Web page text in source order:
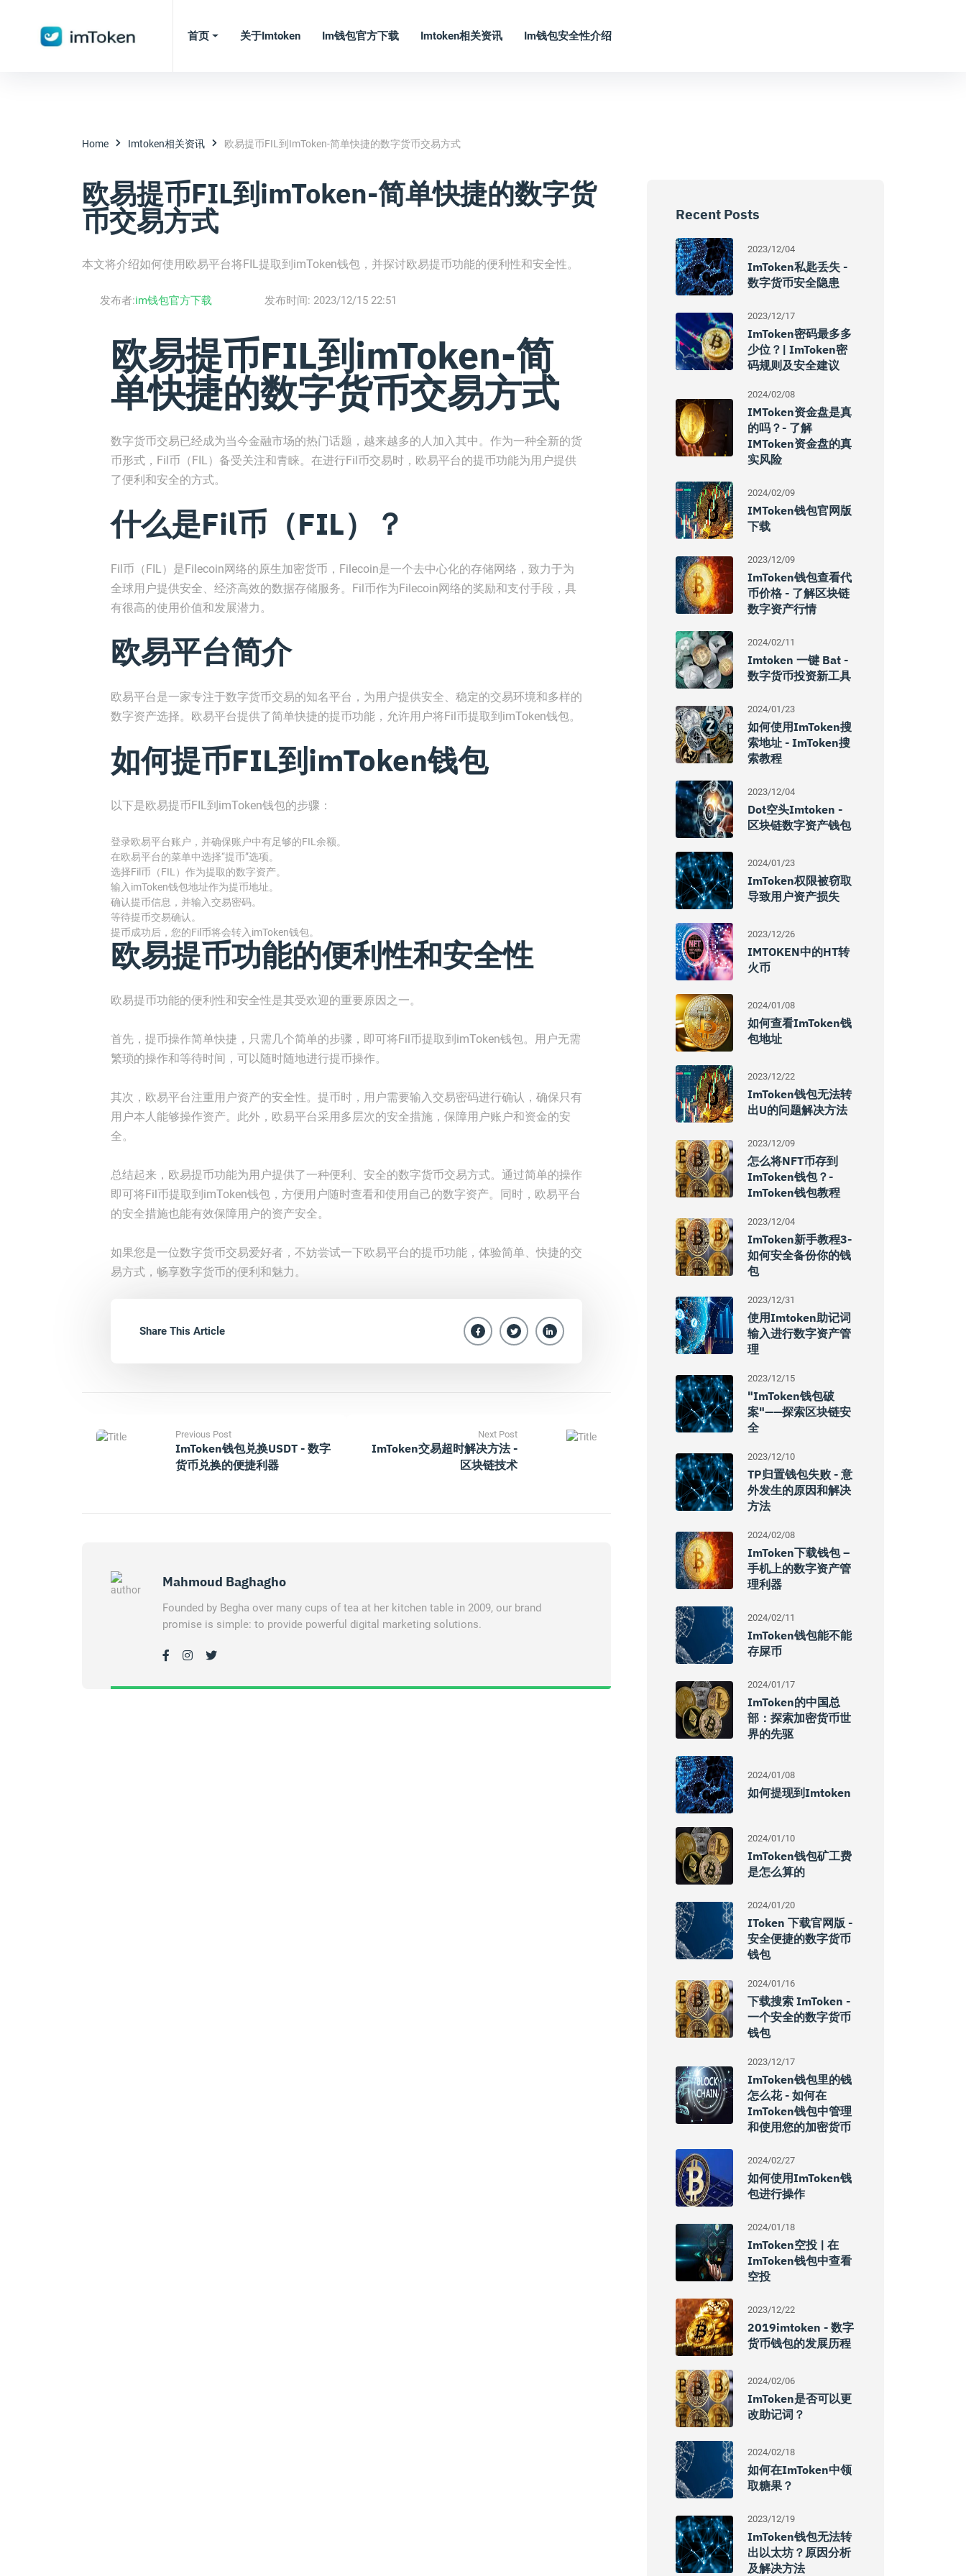
首页 关于imtoken Im钱包官方下载 Imtoken相关资讯 Im钱包安全性介绍
Home Imtoken相关资讯 欧易提币FIL到imToken-简单快捷的数字货币交易方式
欧易提币FIL到imToken-简单快捷的数字货
币交易方式
本文将介绍如何使用欧易平台将FIL提取到imToken钱包，并探讨欧易提币功能的便利性和安全性。
发布者:im钱包官方下载 发布时间: 2023/12/15 22:51
欧易提币FIL到imToken-简
单快捷的数字货币交易方式
数字货币交易已经成为当今金融市场的热门话题，越来越多的人加入其中。作为一种全新的货
币形式，Fil币（FIL）备受关注和青睐。在进行Fil币交易时，欧易平台的提币功能为用户提供
了便利和安全的方式。
什么是Fil币（FIL）？
Fil币（FIL）是Filecoin网络的原生加密货币，Filecoin是一个去中心化的存储网络，致力于为
全球用户提供安全、经济高效的数据存储服务。Fil币作为Filecoin网络的奖励和支付手段，具
有很高的使用价值和发展潜力。
欧易平台简介
欧易平台是一家专注于数字货币交易的知名平台，为用户提供安全、稳定的交易环境和多样的
数字资产选择。欧易平台提供了简单快捷的提币功能，允许用户将Fil币提取到imToken钱包。
如何提币FIL到imToken钱包
以下是欧易提币FIL到imToken钱包的步骤：
登录欧易平台账户，并确保账户中有足够的FIL余额。
在欧易平台的菜单中选择“提币”选项。
选择Fil币（FIL）作为提取的数字资产。
输入imToken钱包地址作为提币地址。
确认提币信息，并输入交易密码。
等待提币交易确认。
提币成功后，您的Fil币将会转入imToken钱包。
欧易提币功能的便利性和安全性
欧易提币功能的便利性和安全性是其受欢迎的重要原因之一。
首先，提币操作简单快捷，只需几个简单的步骤，即可将Fil币提取到imToken钱包。用户无需
繁琐的操作和等待时间，可以随时随地进行提币操作。
其次，欧易平台注重用户资产的安全性。提币时，用户需要输入交易密码进行确认，确保只有
用户本人能够操作资产。此外，欧易平台采用多层次的安全措施，保障用户账户和资金的安
全。
总结起来，欧易提币功能为用户提供了一种便利、安全的数字货币交易方式。通过简单的操作
即可将Fil币提取到imToken钱包，方便用户随时查看和使用自己的数字资产。同时，欧易平台
的安全措施也能有效保障用户的资产安全。
如果您是一位数字货币交易爱好者，不妨尝试一下欧易平台的提币功能，体验简单、快捷的交
易方式，畅享数字货币的便利和魅力。
Share This Article
Previous Post
ImToken钱包兑换USDT - 数字
货币兑换的便捷利器
Next Post
ImToken交易超时解决方法 -
区块链技术
Mahmoud Baghagho
Founded by Begha over many cups of tea at her kitchen table in 2009, our brand
promise is simple: to provide powerful digital marketing solutions.
Recent Posts
2023/12/04
ImToken私匙丢失 -
数字货币安全隐患
2023/12/17
ImToken密码最多多
少位？| ImToken密
码规则及安全建议
2024/02/08
IMToken资金盘是真
的吗？- 了解
IMToken资金盘的真
实风险
2024/02/09
IMToken钱包官网版
下载
2023/12/09
ImToken钱包查看代
币价格 - 了解区块链
数字资产行情
2024/02/11
Imtoken 一键 Bat -
数字货币投资新工具
2024/01/23
如何使用imToken搜
索地址 - ImToken搜
索教程
2023/12/04
Dot空头imtoken -
区块链数字资产钱包
2024/01/23
ImToken权限被窃取
导致用户资产损失
2023/12/26
IMTOKEN中的HT转
火币
2024/01/08
如何查看imToken钱
包地址
2023/12/22
ImToken钱包无法转
出U的问题解决方法
2023/12/09
怎么将NFT币存到
ImToken钱包？-
ImToken钱包教程
2023/12/04
ImToken新手教程3-
如何安全备份你的钱
包
2023/12/31
使用imtoken助记词
输入进行数字资产管
理
2023/12/15
"imToken钱包破
案"——探索区块链安
全
2023/12/10
TP归置钱包失败 - 意
外发生的原因和解决
方法
2024/02/08
ImToken下载钱包 –
手机上的数字资产管
理利器
2024/02/11
ImToken钱包能不能
存屎币
2024/01/17
ImToken的中国总
部：探索加密货币世
界的先驱
2024/01/08
如何提现到imtoken
2024/01/10
ImToken钱包矿工费
是怎么算的
2024/01/20
IToken 下载官网版 -
安全便捷的数字货币
钱包
2024/01/16
下载搜索 ImToken -
一个安全的数字货币
钱包
2023/12/17
ImToken钱包里的钱
怎么花 - 如何在
ImToken钱包中管理
和使用您的加密货币
2024/02/27
如何使用imToken钱
包进行操作
2024/01/18
ImToken空投 | 在
ImToken钱包中查看
空投
2023/12/22
2019imtoken - 数字
货币钱包的发展历程
2024/02/06
ImToken是否可以更
改助记词？
2024/02/18
如何在imToken中领
取糖果？
2023/12/19
ImToken钱包无法转
出以太坊？原因分析
及解决方法